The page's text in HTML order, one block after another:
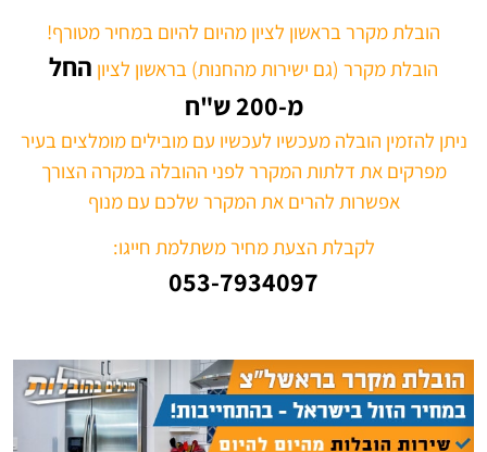
הובלת מקרר בראשון לציון מהיום להיום במחיר מטורף!
הובלת מקרר (גם ישירות מהחנות) בראשון לציון החל
מ-200 ש"ח
ניתן להזמין הובלה מעכשיו לעכשיו עם מובילים מומלצים בעיר
מפרקים את דלתות המקרר לפני ההובלה במקרה הצורך
אפשרות להרים את המקרר שלכם עם מנוף
לקבלת הצעת מחיר משתלמת חייגו:
053-7934097